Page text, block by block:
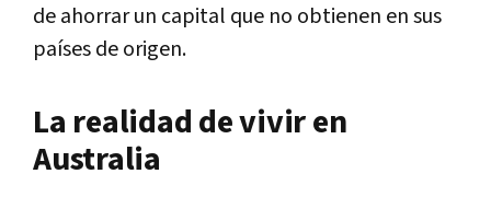
de ahorrar un capital que no obtienen en sus
países de origen.
La realidad de vivir en
Australia